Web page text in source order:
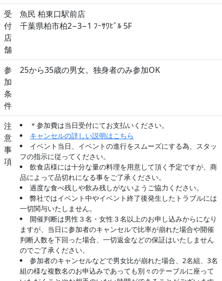
受
付
店
舗
魚民 柏東口駅前店
千葉県柏市柏2−3−1 ﾌｰｻﾜﾋﾞﾙ 5F
参
加
条
件
25から35歳の男女。独身者のみ参加OK
注
意
事
項
＊参加費は当日受付にてお支払いください。
キャンセルの詳しい説明はこちら
イベント当日、イベントの進行をスムーズにする為、スタッ
フの指示に従ってください。
飲食店様には十分な量の料理を用意して頂く予定ですが、商
品によって品切れになる事をご了承ください。
過度な食べ残しや飲み残しがないようご協力ください。
弊社ではイベント中やイベント終了後発生したトラブルには
一切関与いたしません。
開催判断は男性３名・女性３名以上のお申し込みからになり
ますが、当日に参加者のキャンセルで比率が崩れた場合や開催
判断人数を下回った場合、一切返金などの保証はいたしません
のでご了承ください。
参加者のキャンセルなどで男女比が崩れた場合、2名組、3名
組の様な複数名のお申込みであっても別々のテーブルに座って